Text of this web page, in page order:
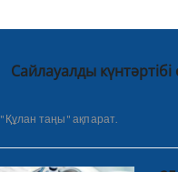
Сайлауалды
"Құлан таңы" ақпарат.